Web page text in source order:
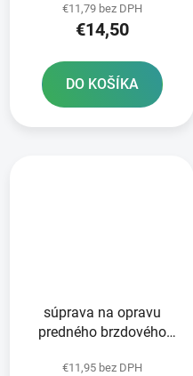
ORGANIC 2 ks v balení
€11,79 bez DPH
€14,50
DO KOŠÍKA
súprava na opravu
predného brzdového
€11,95 bez DPH